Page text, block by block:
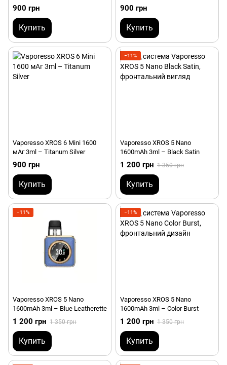
900 грн
Купить
900 грн
Купить
Vaporesso XROS 6 Mini 1600
мАг 3ml – Titanum Silver
900 грн
Купить
−11%
Vaporesso XROS 5 Nano
1600mAh 3ml – Black Satin
1 200 грн 1 350 грн
Купить
−11%
Vaporesso XROS 5 Nano
1600mAh 3ml – Blue Leatherette
1 200 грн 1 350 грн
Купить
−11%
Vaporesso XROS 5 Nano
1600mAh 3ml – Color Burst
1 200 грн 1 350 грн
Купить